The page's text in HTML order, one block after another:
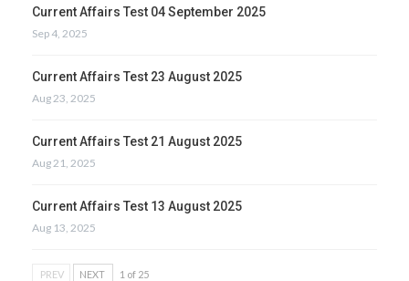
Current Affairs Test 04 September 2025
Sep 4, 2025
Current Affairs Test 23 August 2025
Aug 23, 2025
Current Affairs Test 21 August 2025
Aug 21, 2025
Current Affairs Test 13 August 2025
Aug 13, 2025
PREV NEXT 1 of 25